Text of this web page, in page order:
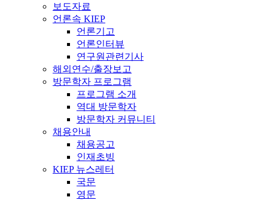
보도자료
언론속 KIEP
언론기고
언론인터뷰
연구원관련기사
해외연수/출장보고
방문학자 프로그램
프로그램 소개
역대 방문학자
방문학자 커뮤니티
채용안내
채용공고
인재초빙
KIEP 뉴스레터
국문
영문